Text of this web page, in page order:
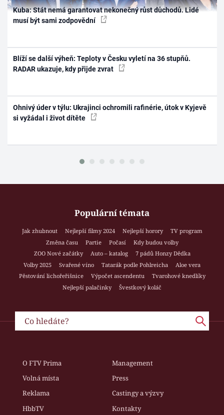
Kuba: Stát nemá garantovat nekonečný růst důchodů. Lidé
musí být sami zodpovědní
Blíží se další výheň: Teploty v Česku vyletí na 36 stupňů.
RADAR ukazuje, kdy přijde zvrat
Ohnivý úder v týlu: Ukrajinci ochromili rafinérie, útok v Kyjevě
si vyžádal i život dítěte
Populární témata
Jak zhubnout Nejlepší filmy 2024 Nejlepší horory
TV program
Změna času
Partie Počasí
Kdy budou volby
ZOO Nové začátky
Auto – katalog
7 pádů Honzy Dědka
Volby 2025
Svařené víno Tatarák podle Pohlreicha
Aloe vera
Pěstování lichořeřišnice
Výpočet ascendentu
Tvarohové knedlíky
Nejlepší palačinky
Švestkový koláč
O FTV Prima
Management
Volná místa
Press
Reklama
Castingy a výzvy
HbbTV
Kontakty